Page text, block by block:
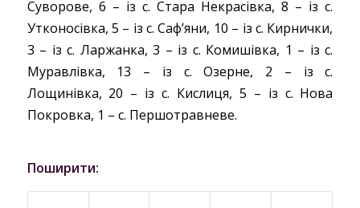
Суворове, 6 – із с. Стара Некрасівка, 8 – із с.
Утконосівка, 5 – із с. Саф’яни, 10 – із с. Кирнички,
3 – із с. Ларжанка, 3 – із с. Комишівка, 1 – із с.
Муравлівка, 13 – із с. Озерне, 2 – із с.
Лощинівка, 20 – із с. Кислиця, 5 – із с. Нова
Покровка, 1 – с. Першотравневе.
Поширити: